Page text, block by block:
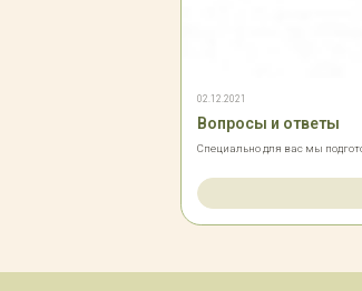
02.12.2021
Вопросы и ответы
Специально для вас мы